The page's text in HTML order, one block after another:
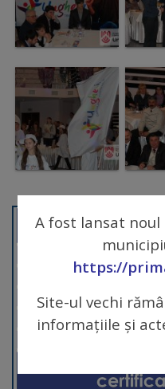
Sportivi
de
Orașul
în
Galerie
Galerii
foto
A fost lansat
https://
Site-ul vechi
informațiile și